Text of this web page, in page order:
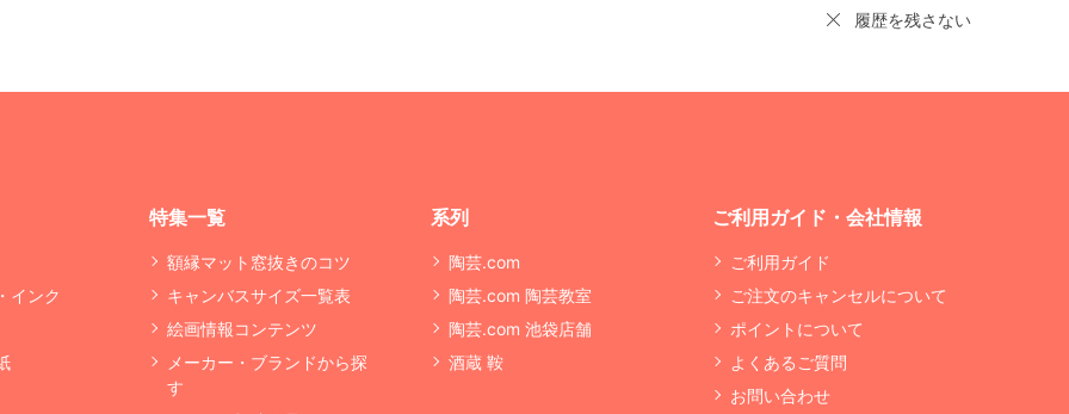
履歴を残さない
インク
特集一覧
額縁マット窓抜きのコツ
キャンバスサイズ一覧表
絵画情報コンテンツ
メーカー・ブランドから探
す
系列
陶芸.com
陶芸.com 陶芸教室
陶芸.com 池袋店舗
酒蔵 鞍
ご利用ガイド・会社情報
ご利用ガイド
ご注文のキャンセルについて
ポイントについて
よくあるご質問
お問い合わせ